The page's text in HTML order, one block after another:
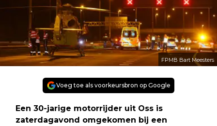
FPMB Bart Meesters
Voeg toe als voorkeursbron op Google
Een 30-jarige motorrijder uit Oss is
zaterdagavond omgekomen bij een